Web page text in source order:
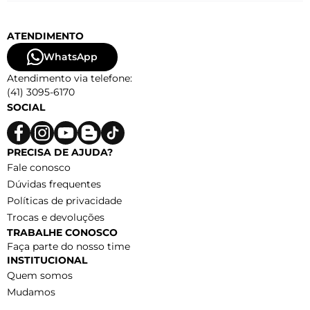
ATENDIMENTO
WhatsApp
Atendimento via telefone:
(41) 3095-6170
SOCIAL
PRECISA DE AJUDA?
Fale conosco
Dúvidas frequentes
Políticas de privacidade
Trocas e devoluções
TRABALHE CONOSCO
Faça parte do nosso time
INSTITUCIONAL
Quem somos
Mudamos